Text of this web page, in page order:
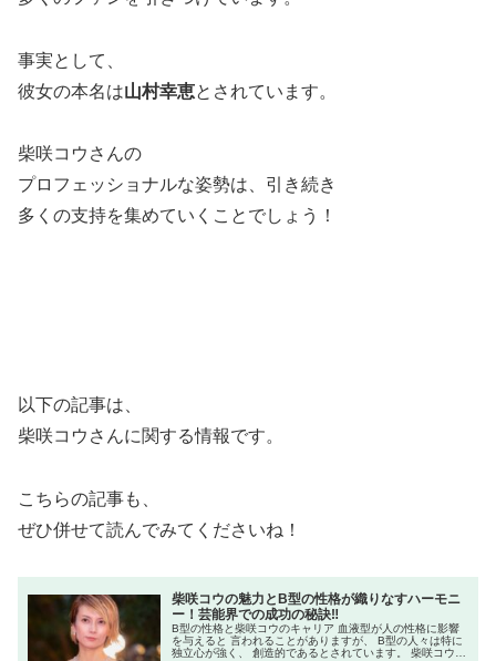
事実として、
彼女の本名は山村幸恵とされています。
柴咲コウさんの
プロフェッショナルな姿勢は、引き続き
多くの支持を集めていくことでしょう！
以下の記事は、
柴咲コウさんに関する情報です。
こちらの記事も、
ぜひ併せて読んでみてくださいね！
柴咲コウの魅力とB型の性格が織りなすハーモニ
ー！芸能界での成功の秘訣‼
B型の性格と柴咲コウのキャリア 血液型が人の性格に影響
を与えると 言われることがありますが、 B型の人々は特に
独立心が強く、 創造的であるとされています。 柴咲コウさ